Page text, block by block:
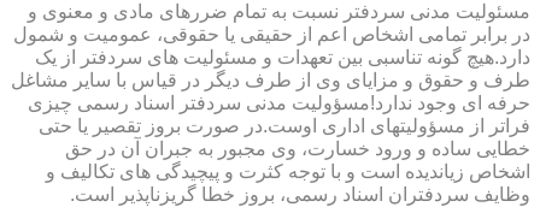
مسئولیت مدنی سردفتر نسبت به تمام ضررهای مادی و معنوی و
در برابر تمامی اشخاص اعم از حقیقی یا حقوقی، عمومیت و شمول
دارد.هیچ گونه تناسبی بین تعهدات و مسئولیت های سردفتر از یک
طرف و حقوق و مزایای وی از طرف دیگر در قیاس با سایر مشاغل
حرفه ای وجود ندارد!مسؤولیت مدنی سردفتر اسناد رسمی چیزی
فراتر از مسؤولیتهای اداری اوست.در صورت بروز تقصیر یا حتی
خطایی ساده و ورود خسارت، وی مجبور به جبران آن در حق
اشخاص زیاندیده است و با توجه کثرت و پیچیدگی های تکالیف و
وظایف سردفتران اسناد رسمی، بروز خطا گریزناپذیر است.